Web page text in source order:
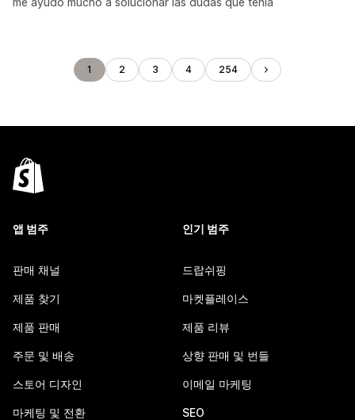
1 2 3 4 254
앱 범주
판매 채널
제품 찾기
제품 판매
주문 및 배송
스토어 디자인
마케팅 및 전환
인기 범주
드랍쉬핑
마켓플레이스
제품 리뷰
상향 판매 및 번들
이메일 마케팅
SEO